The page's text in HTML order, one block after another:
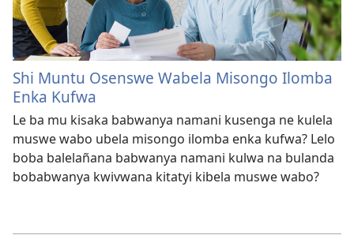
Shi Muntu Osenswe Wabela Misongo Ilomba
Enka Kufwa
Le ba mu kisaka babwanya namani kusenga ne kulela
muswe wabo ubela misongo ilomba enka kufwa? Lelo
boba balelañana babwanya namani kulwa na bulanda
bobabwanya kwivwana kitatyi kibela muswe wabo?